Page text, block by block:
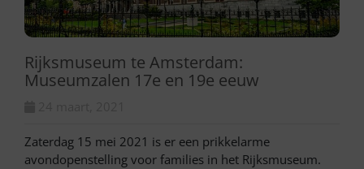
Rijksmuseum te Amsterdam:
Museumzalen 17e en 19e eeuw
Zaterdag 15 mei 2021 is er een prikkelarme
avondopenstelling voor families in het Rijksmuseum.